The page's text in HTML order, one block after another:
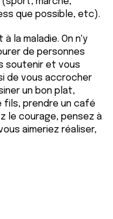
que possible, etc).
la maladie. On n'y
de personnes
soutenir et vous
de vous accrocher
un bon plat,
fils, prendre un café
le courage, pensez à
aimeriez réaliser,